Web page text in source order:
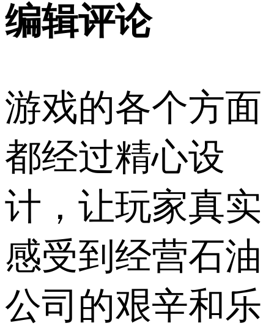
编辑评论
游戏的各个方面
都经过精心设
计，让玩家真实
感受到经营石油
公司的艰辛和乐